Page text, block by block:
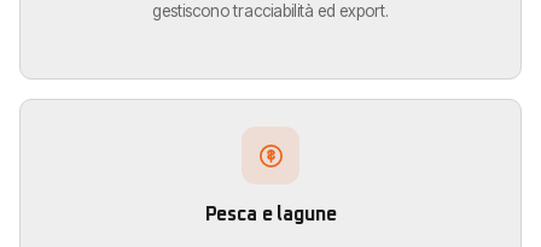
gestiscono tracciabilità ed export.
Pesca e lagune